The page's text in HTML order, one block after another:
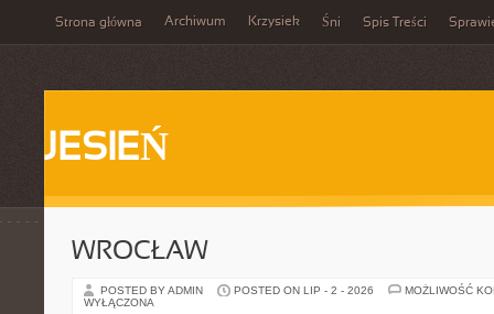
Strona główna Archiwum Krzysiek Śni Spis Treści
JESIEŃ
WROCŁAW
POSTED BY ADMIN POSTED ON LIP - 2 - 2026
MOŻLIWOŚĆ
WYŁĄCZONA